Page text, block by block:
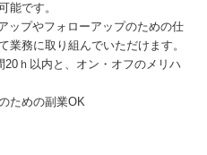
能です。
ップやフォローアップのための仕
業務に取り組んでいただけます。
20ｈ以内と、オン・オフのメリハ
ための副業OK